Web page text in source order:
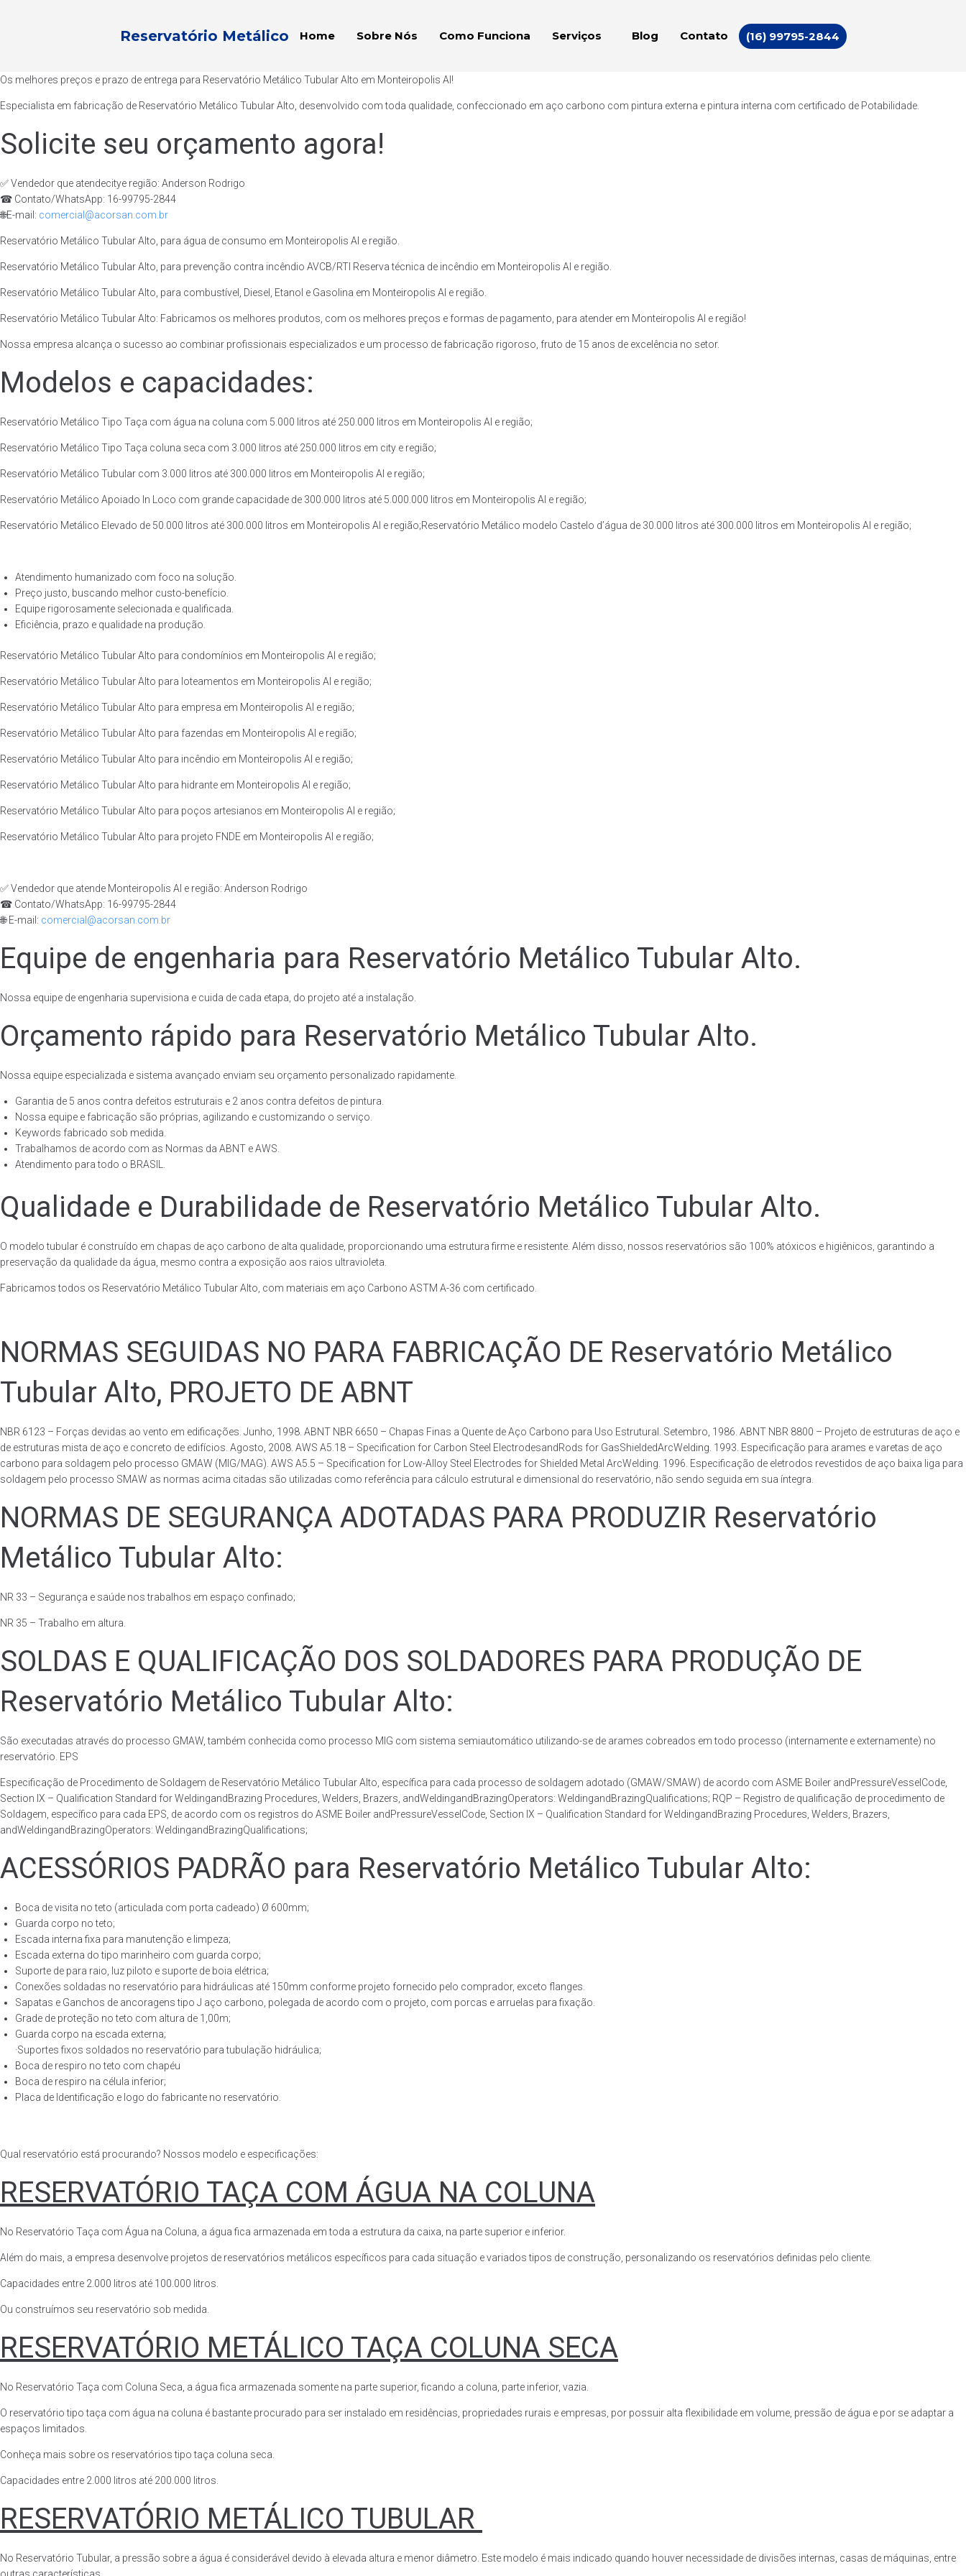
Reservatório Metálico Home Sobre Nós Como Funciona Serviços Blog Contato (16) 99795-2844
Os melhores preços e prazo de entrega para Reservatório Metálico Tubular Alto em Monteiropolis Al!
Especialista em fabricação de Reservatório Metálico Tubular Alto, desenvolvido com toda qualidade, confeccionado em aço carbono com pintura externa e pintura interna com certificado de Potabilidade.
Solicite seu orçamento agora!
✅ Vendedor que atendecitye região: Anderson Rodrigo
☎ Contato/WhatsApp: 16-99795-2844
🌐E-mail: comercial@acorsan.com.br
Reservatório Metálico Tubular Alto, para água de consumo em Monteiropolis Al e região.
Reservatório Metálico Tubular Alto, para prevenção contra incêndio AVCB/RTI Reserva técnica de incêndio em Monteiropolis Al e região.
Reservatório Metálico Tubular Alto, para combustível, Diesel, Etanol e Gasolina em Monteiropolis Al e região.
Reservatório Metálico Tubular Alto: Fabricamos os melhores produtos, com os melhores preços e formas de pagamento, para atender em Monteiropolis Al e região!
Nossa empresa alcança o sucesso ao combinar profissionais especializados e um processo de fabricação rigoroso, fruto de 15 anos de excelência no setor.
Modelos e capacidades:
Reservatório Metálico Tipo Taça com água na coluna com 5.000 litros até 250.000 litros em Monteiropolis Al e região;
Reservatório Metálico Tipo Taça coluna seca com 3.000 litros até 250.000 litros em city e região;
Reservatório Metálico Tubular com 3.000 litros até 300.000 litros em Monteiropolis Al e região;
Reservatório Metálico Apoiado In Loco com grande capacidade de 300.000 litros até 5.000.000 litros em Monteiropolis Al e região;
Reservatório Metálico Elevado de 50.000 litros até 300.000 litros em Monteiropolis Al e região;Reservatório Metálico modelo Castelo d’água de 30.000 litros até 300.000 litros em Monteiropolis Al e região;
Atendimento humanizado com foco na solução.
Preço justo, buscando melhor custo-benefício.
Equipe rigorosamente selecionada e qualificada.
Eficiência, prazo e qualidade na produção.
Reservatório Metálico Tubular Alto para condomínios em Monteiropolis Al e região;
Reservatório Metálico Tubular Alto para loteamentos em Monteiropolis Al e região;
Reservatório Metálico Tubular Alto para empresa em Monteiropolis Al e região;
Reservatório Metálico Tubular Alto para fazendas em Monteiropolis Al e região;
Reservatório Metálico Tubular Alto para incêndio em Monteiropolis Al e região;
Reservatório Metálico Tubular Alto para hidrante em Monteiropolis Al e região;
Reservatório Metálico Tubular Alto para poços artesianos em Monteiropolis Al e região;
Reservatório Metálico Tubular Alto para projeto FNDE em Monteiropolis Al e região;
✅ Vendedor que atende Monteiropolis Al e região: Anderson Rodrigo
☎ Contato/WhatsApp: 16-99795-2844
🌐 E-mail: comercial@acorsan.com.br
Equipe de engenharia para Reservatório Metálico Tubular Alto.
Nossa equipe de engenharia supervisiona e cuida de cada etapa, do projeto até a instalação.
Orçamento rápido para Reservatório Metálico Tubular Alto.
Nossa equipe especializada e sistema avançado enviam seu orçamento personalizado rapidamente.
Garantia de 5 anos contra defeitos estruturais e 2 anos contra defeitos de pintura.
Nossa equipe e fabricação são próprias, agilizando e customizando o serviço.
Keywords fabricado sob medida.
Trabalhamos de acordo com as Normas da ABNT e AWS.
Atendimento para todo o BRASIL.
Qualidade e Durabilidade de Reservatório Metálico Tubular Alto.
O modelo tubular é construído em chapas de aço carbono de alta qualidade, proporcionando uma estrutura firme e resistente. Além disso, nossos reservatórios são 100% atóxicos e higiênicos, garantindo a
preservação da qualidade da água, mesmo contra a exposição aos raios ultravioleta.
Fabricamos todos os Reservatório Metálico Tubular Alto, com materiais em aço Carbono ASTM A-36 com certificado.
NORMAS SEGUIDAS NO PARA FABRICAÇÃO DE Reservatório Metálico
Tubular Alto, PROJETO DE ABNT
NBR 6123 – Forças devidas ao vento em edificações. Junho, 1998. ABNT NBR 6650 – Chapas Finas a Quente de Aço Carbono para Uso Estrutural. Setembro, 1986. ABNT NBR 8800 – Projeto de estruturas de aço e
de estruturas mista de aço e concreto de edifícios. Agosto, 2008. AWS A5.18 – Specification for Carbon Steel ElectrodesandRods for GasShieldedArcWelding. 1993. Especificação para arames e varetas de aço
carbono para soldagem pelo processo GMAW (MIG/MAG). AWS A5.5 – Specification for Low-Alloy Steel Electrodes for Shielded Metal ArcWelding. 1996. Especificação de eletrodos revestidos de aço baixa liga para
soldagem pelo processo SMAW as normas acima citadas são utilizadas como referência para cálculo estrutural e dimensional do reservatório, não sendo seguida em sua íntegra.
NORMAS DE SEGURANÇA ADOTADAS PARA PRODUZIR Reservatório
Metálico Tubular Alto:
NR 33 – Segurança e saúde nos trabalhos em espaço confinado;
NR 35 – Trabalho em altura.
SOLDAS E QUALIFICAÇÃO DOS SOLDADORES PARA PRODUÇÃO DE
Reservatório Metálico Tubular Alto:
São executadas através do processo GMAW, também conhecida como processo MIG com sistema semiautomático utilizando-se de arames cobreados em todo processo (internamente e externamente) no
reservatório. EPS
Especificação de Procedimento de Soldagem de Reservatório Metálico Tubular Alto, específica para cada processo de soldagem adotado (GMAW/SMAW) de acordo com ASME Boiler andPressureVesselCode,
Section IX – Qualification Standard for WeldingandBrazing Procedures, Welders, Brazers, andWeldingandBrazingOperators: WeldingandBrazingQualifications; RQP – Registro de qualificação de procedimento de
Soldagem, específico para cada EPS, de acordo com os registros do ASME Boiler andPressureVesselCode, Section IX – Qualification Standard for WeldingandBrazing Procedures, Welders, Brazers,
andWeldingandBrazingOperators: WeldingandBrazingQualifications;
ACESSÓRIOS PADRÃO para Reservatório Metálico Tubular Alto:
Boca de visita no teto (articulada com porta cadeado) Ø 600mm;
Guarda corpo no teto;
Escada interna fixa para manutenção e limpeza;
Escada externa do tipo marinheiro com guarda corpo;
Suporte de para raio, luz piloto e suporte de boia elétrica;
Conexões soldadas no reservatório para hidráulicas até 150mm conforme projeto fornecido pelo comprador, exceto flanges.
Sapatas e Ganchos de ancoragens tipo J aço carbono, polegada de acordo com o projeto, com porcas e arruelas para fixação.
Grade de proteção no teto com altura de 1,00m;
Guarda corpo na escada externa;
·Suportes fixos soldados no reservatório para tubulação hidráulica;
Boca de respiro no teto com chapéu
Boca de respiro na célula inferior;
Placa de Identificação e logo do fabricante no reservatório.
Qual reservatório está procurando? Nossos modelo e especificações:
RESERVATÓRIO TAÇA COM ÁGUA NA COLUNA
No Reservatório Taça com Água na Coluna, a água fica armazenada em toda a estrutura da caixa, na parte superior e inferior.
Além do mais, a empresa desenvolve projetos de reservatórios metálicos específicos para cada situação e variados tipos de construção, personalizando os reservatórios definidas pelo cliente.
Capacidades entre 2.000 litros até 100.000 litros.
Ou construímos seu reservatório sob medida.
RESERVATÓRIO METÁLICO TAÇA COLUNA SECA
No Reservatório Taça com Coluna Seca, a água fica armazenada somente na parte superior, ficando a coluna, parte inferior, vazia.
O reservatório tipo taça com água na coluna é bastante procurado para ser instalado em residências, propriedades rurais e empresas, por possuir alta flexibilidade em volume, pressão de água e por se adaptar a
espaços limitados.
Conheça mais sobre os reservatórios tipo taça coluna seca.
Capacidades entre 2.000 litros até 200.000 litros.
RESERVATÓRIO METÁLICO TUBULAR
No Reservatório Tubular, a pressão sobre a água é considerável devido à elevada altura e menor diâmetro. Este modelo é mais indicado quando houver necessidade de divisões internas, casas de máquinas, entre